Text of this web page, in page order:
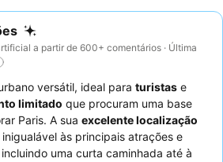
a partir de 600+ comentários · Última
versátil, ideal para turistas e
limitado que procuram uma base
Paris. A sua excelente localização
às principais atrações e
uma curta caminhada até à